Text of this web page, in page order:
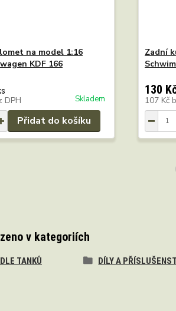
na model 1:16
KDF 166
DPH Skladem
Přidat do košíku
Zadní
130
107 Kč
v kategoriích
TANKŮ DÍLY A